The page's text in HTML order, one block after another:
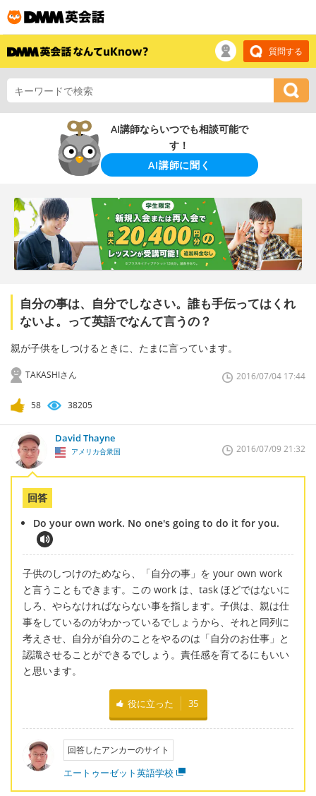
質問する
AI講師ならいつでも相談可能で
す！
AI講師に聞く
自分の事は、自分でしなさい。誰も手伝ってはくれ
ないよ。って英語でなんて言うの？
親が子供をしつけるときに、たまに言っています。
TAKASHIさん 2016/07/04 17:44
58 38205
David Thayne
アメリカ合衆国 2016/07/09 21:32
回答
Do your own work. No one's going to do it for you.
子供のしつけのためなら、「自分の事」を your own work
と言うこともできます。この work は、task ほどではないに
しろ、やらなければならない事を指します。子供は、親は仕
事をしているのがわかっているでしょうから、それと同列に
考えさせ、自分が自分のことをやるのは「自分のお仕事」と
認識させることができるでしょう。責任感を育てるにもいい
と思います。
役に立った 35
回答したアンカーのサイト
エートゥーゼット英語学校